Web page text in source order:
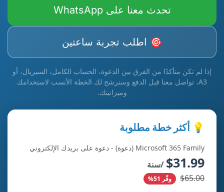
تحدث معنا على WhatsApp
🎯 اطلب تجربة ساعتين
إذا لم تكن متأكدًا من الفرق بين الدعوة، الحساب الكامل، السيريال، أو
A3، تواصل معنا قبل الدفع وسنرشح لك الخطة الأنسب لاستخدامك
وميزانيتك.
💡 أكثر خطة مطلوبة
Microsoft 365 Family (دعوة) - دعوة على بريدك الإلكتروني
$31.99 /سنة
$65.00
وفّر 51%